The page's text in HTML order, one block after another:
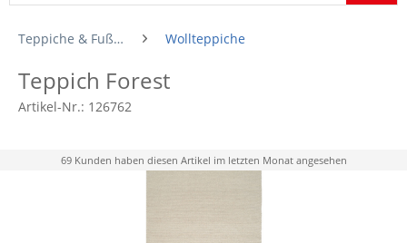
Teppiche & Fußmatten Wollteppiche
Teppich Forest
Artikel-Nr.: 126762
69 Kunden haben diesen Artikel im letzten Monat angesehen